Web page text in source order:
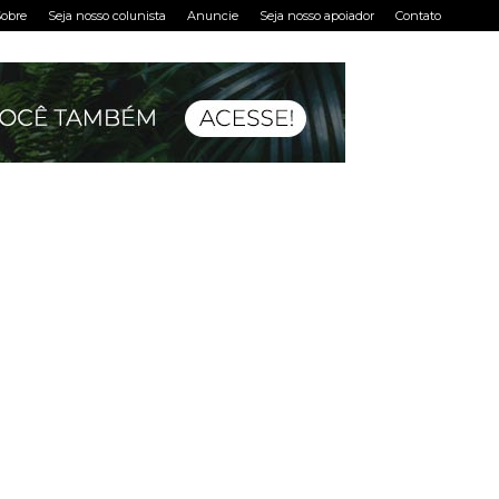
Seja nosso colunista Anuncie Seja nosso apoiador Contato